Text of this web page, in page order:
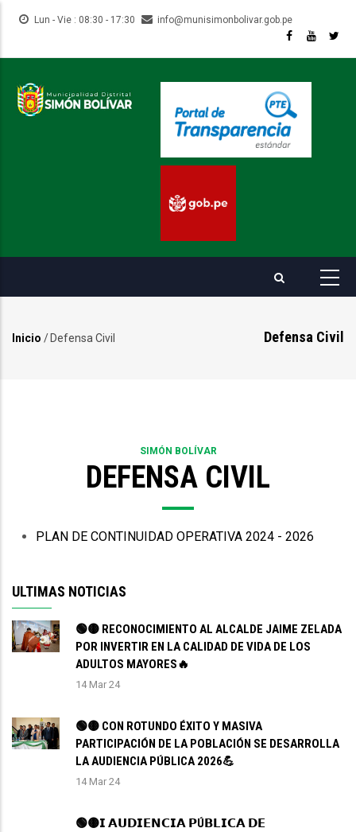
Pasar
contenido
Lun - Vie : 08:30 - 17:30 info@munisimonbolivar.gob.pe
Defensa Civil
Inicio / Defensa Civil
SIMÓN BOLÍVAR
DEFENSA CIVIL
PLAN DE CONTINUIDAD OPERATIVA 2024 - 2026
ULTIMAS NOTICIAS
🟢🟡 RECONOCIMIENTO AL ALCALDE JAIME ZELADA
POR INVERTIR EN LA CALIDAD DE VIDA DE LOS
ADULTOS MAYORES🔥
14 Mar 24
🟢🟡 CON ROTUNDO ÉXITO Y MASIVA
PARTICIPACIÓN DE LA POBLACIÓN SE DESARROLLA
LA AUDIENCIA PÚBLICA 2026💪
14 Mar 24
🟢🟡𝗜 𝗔𝗨𝗗𝗜𝗘𝗡𝗖𝗜𝗔 𝗣Ú𝗕𝗟𝗜𝗖𝗔 𝗗𝗘